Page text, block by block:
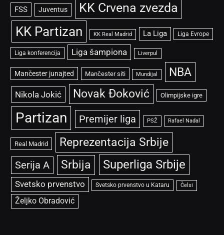
FSS Juventus KK Crvena zvezda
KK Partizan KK Real Madrid La Liga Liga Evrope
Liga konferencija Liga šampiona Liverpul
Mančester junajted Mančester siti Mundijal NBA
Nikola Jokić Novak Đoković Olimpijske igre
Partizan Premijer liga PSŽ Rafael Nadal
Real Madrid Reprezentacija Srbije
Serija A Srbija Superliga Srbije
Svetsko prvenstvo Svetsko prvenstvo u Kataru Čelsi
Željko Obradović